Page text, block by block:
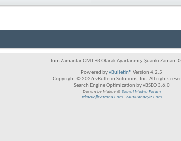
Tüm Zamanlar GMT +3 Olarak Ayarlanmış. Şuanki Zaman:
Powered byvBulletin® Version 4.2.5
Copyright © 2026 vBulletin Solutions, Inc. All rights
Search Engine Optimization by vBSEO 3.6.0
Design by Makay @ Sosyal Medya Forum
TeknolojiPatronu.Com - MutluAnneyiz.Com